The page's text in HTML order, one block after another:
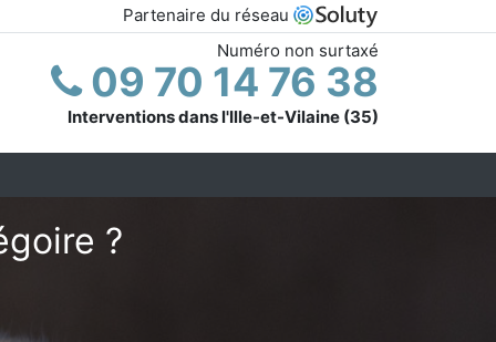
Partenaire du réseau
Numéro non surtaxé
09 70 14 76 38
Interventions dans l'Ille-et-Vilaine (35)
?